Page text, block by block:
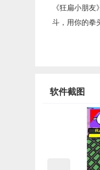
《狂扁小朋
斗，用你的拳
软件截图